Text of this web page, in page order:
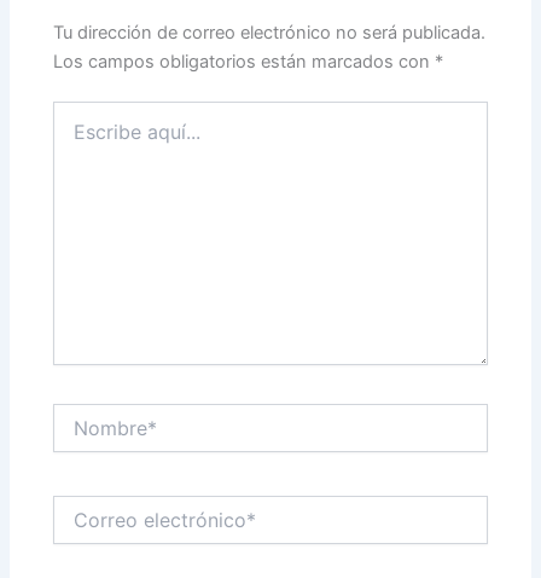
Tu dirección de correo electrónico no será publicada.
Los campos obligatorios están marcados con *
aquí...
electrónico*